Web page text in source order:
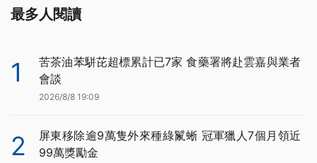
最多人閱讀
1
苦茶油苯駢芘超標累計已7家 食藥署將赴雲嘉與業者
會談
2026/8/8 19:09
2
屏東移除逾9萬隻外來種綠鬣蜥 冠軍獵人7個月領近
99萬獎勵金